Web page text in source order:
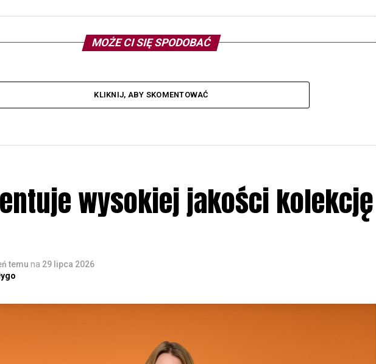
MOŻE CI SIĘ SPODOBAĆ
KLIKNIJ, ABY SKOMENTOWAĆ
wysokiej jakości kolekcję
temu na 29 lipca 2026